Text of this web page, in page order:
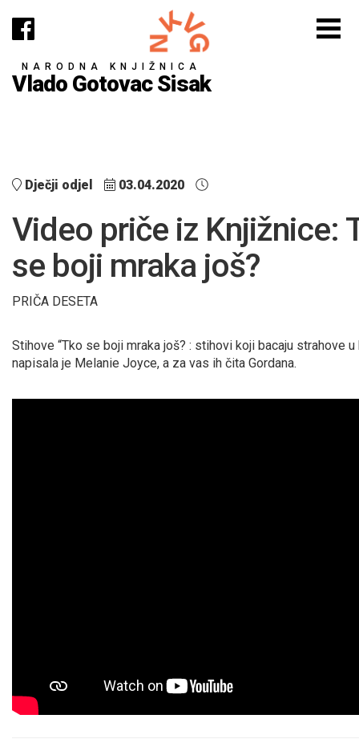
NARODNA KNJIŽNICA
Vlado Gotovac Sisak
Dječji odjel 03.04.2020
Video priče iz Knjižnice:
se boji mraka još?
PRIČA DESETA
Stihove “Tko se boji mraka još? : stihovi koji bacaju strahove u
napisala je Melanie Joyce, a za vas ih čita Gordana.